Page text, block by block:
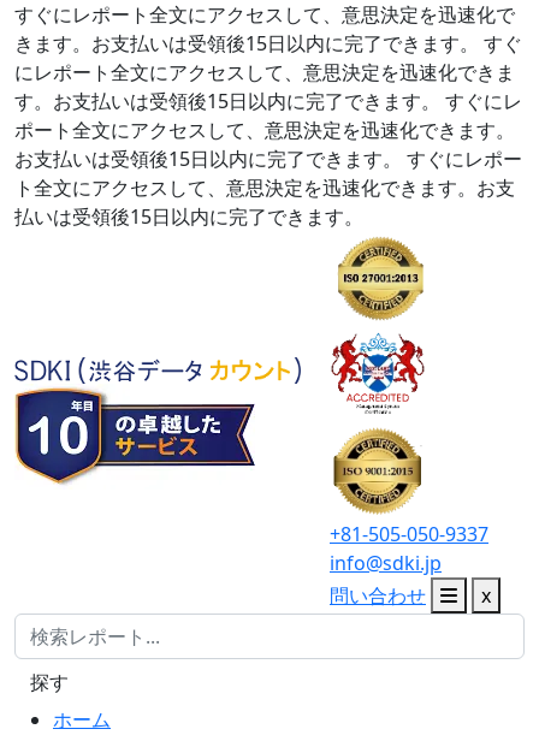
すぐにレポート全文にアクセスして、意思決定を迅速化で
きます。お支払いは受領後15日以内に完了できます。
すぐ
にレポート全文にアクセスして、意思決定を迅速化できま
す。お支払いは受領後15日以内に完了できます。
すぐにレ
ポート全文にアクセスして、意思決定を迅速化できます。
お支払いは受領後15日以内に完了できます。
すぐにレポー
ト全文にアクセスして、意思決定を迅速化できます。お支
払いは受領後15日以内に完了できます。
+81-505-050-9337
info@sdki.jp
問い合わせ
x
ホーム
探す